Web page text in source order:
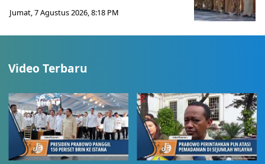
Jumat, 7 Agustus 2026, 8:18 PM
Video Terbaru